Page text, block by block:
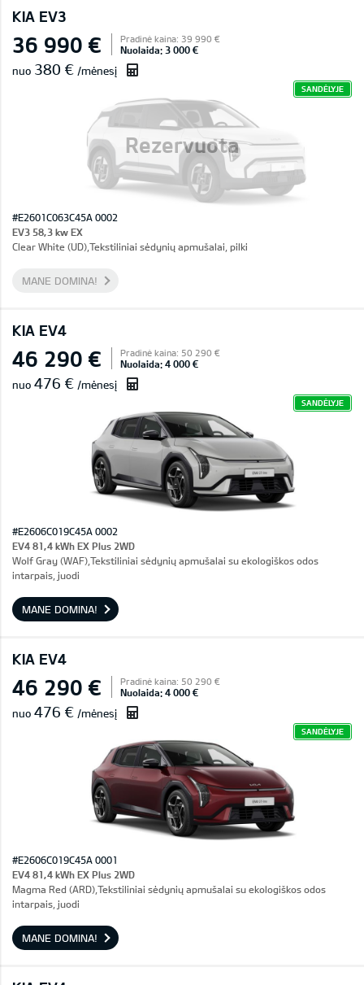
KIA EV3
Rezervuota
36 990 € Pradinė kaina: 39 990 €
Nuolaida: 3 000 €
nuo 380 € /mėnesį
SANDĖLYJE
#E2601C063C45A 0002
EV3 58,3 kw EX
Clear White (UD),Tekstiliniai sėdynių apmušalai, pilki
MANE DOMINA!
KIA EV4
46 290 € Pradinė kaina: 50 290 €
Nuolaida: 4 000 €
nuo 476 € /mėnesį
SANDĖLYJE
#E2606C019C45A 0002
EV4 81,4 kWh EX Plus 2WD
Wolf Gray (WAF),Tekstiliniai sėdynių apmušalai su ekologiškos odos
intarpais, juodi
MANE DOMINA!
KIA EV4
46 290 € Pradinė kaina: 50 290 €
Nuolaida: 4 000 €
nuo 476 € /mėnesį
SANDĖLYJE
#E2606C019C45A 0001
EV4 81,4 kWh EX Plus 2WD
Magma Red (ARD),Tekstiliniai sėdynių apmušalai su ekologiškos odos
intarpais, juodi
MANE DOMINA!